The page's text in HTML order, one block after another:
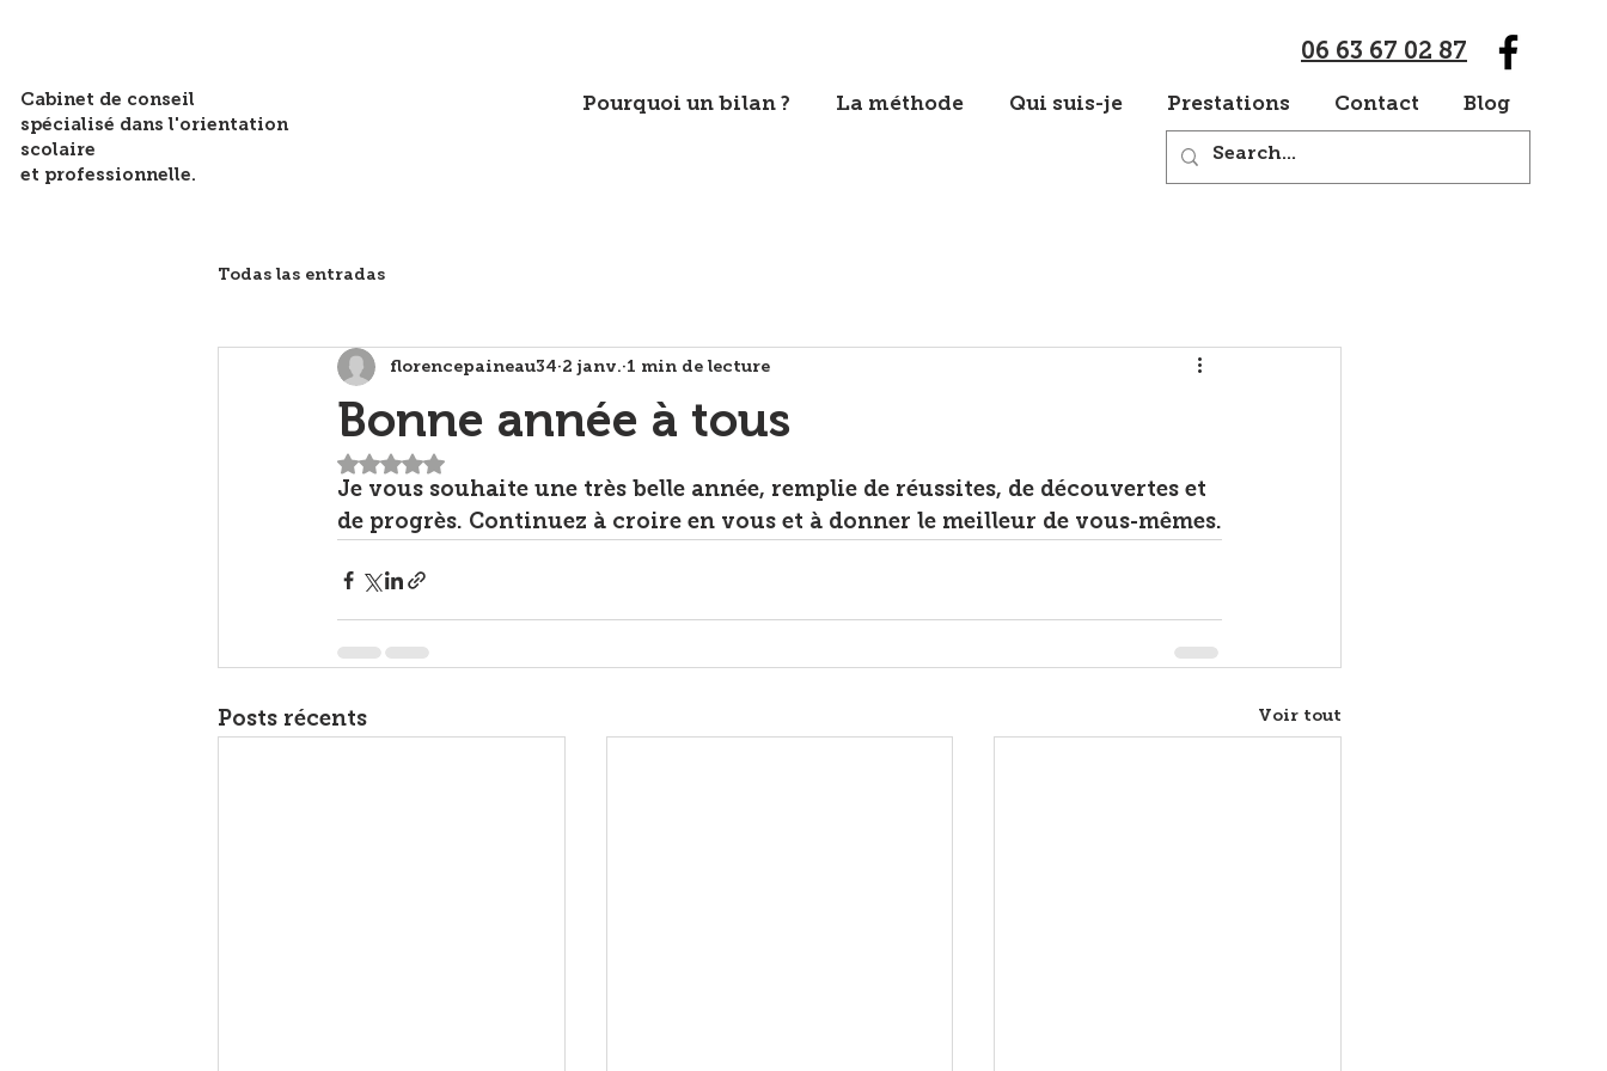
Cabinet de conseil
spécialisé dans l'orientation
scolaire
et professionnelle.
06 63 67 02 87
Pourquoi un bilan ? La méthode Qui suis-je Prestations Contact Blog
Todas las entradas
Bonne année à tous
florencepaineau34 2 janv. 1 min de lecture
Noté NaN étoiles sur 5.
Je vous souhaite une très belle année, remplie de réussites, de découvertes et
de progrès. Continuez à croire en vous et à donner le meilleur de vous-mêmes.
Posts récents Voir tout